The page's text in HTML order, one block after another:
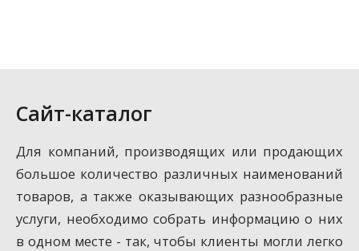
Сайт-каталог
Для компаний, производящих или продающих
большое количество различных наименований
товаров, а также оказывающих разнообразные
услуги, необходимо собрать информацию о них
в одном месте - так, чтобы клиенты могли легко